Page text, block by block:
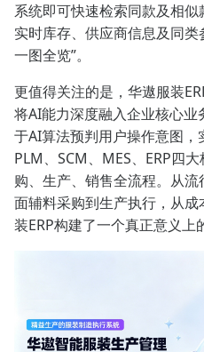
系统即可快速检索同款及相似
实时库存、供应商信息及同类
一图全览”。
更值得关注的是，华遨服装
将AI能力深度融入企业核心业
于AI算法预判用户操作意图，
PLM、SCM、MES、ERP四
购、生产、销售全流程。从
面辅料采购到生产执行，从
装ERP构建了一个真正意义上